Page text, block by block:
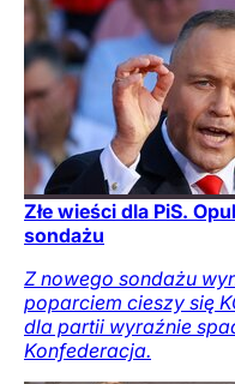
Złe wieści dla PiS.
sondażu
Z nowego sondażu
poparciem cieszy się
dla partii wyraźnie
Konfederacja.